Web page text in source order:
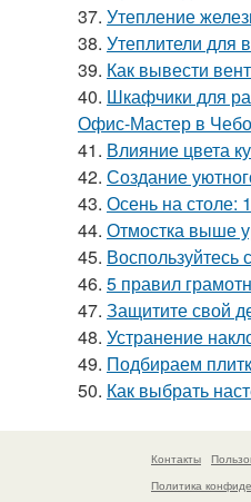
37. Утепление
38. Утеплители для
39. Как вывести
40. Шкафчики для
Офис-Мастер в
41. Влияние цвета
42. Создание
43. Осень на столе:
44. Отмостка выше
45.
46. 5 правил
47. Защитите свой
48. Устранение
49. Подбираем
50. Как выбрать
Контакты
Политика